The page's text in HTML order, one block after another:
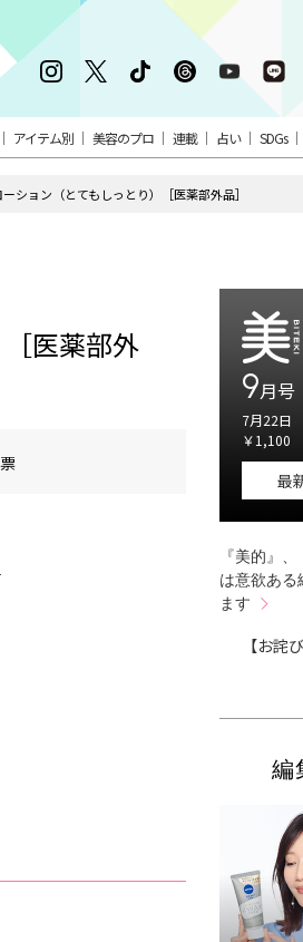
アイテム別 美容のプロ 連載 占い SDGs
ション（とてもしっとり）［医薬部外品］
医薬部外
9月号
7月22日
￥1,100
最
『美的』
は意欲ある
ます
【お詫
編